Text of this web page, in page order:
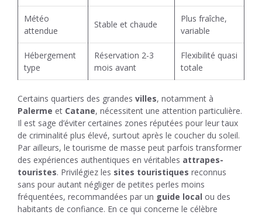
Météo
attendue
Stable et chaude
Plus fraîche,
variable
Hébergement
type
Réservation 2-3
mois avant
Flexibilité quasi
totale
Certains quartiers des grandes villes, notamment à
Palerme et Catane, nécessitent une attention particulière.
Il est sage d’éviter certaines zones réputées pour leur taux
de criminalité plus élevé, surtout après le coucher du soleil.
Par ailleurs, le tourisme de masse peut parfois transformer
des expériences authentiques en véritables attrapes-
touristes. Privilégiez les sites touristiques reconnus
sans pour autant négliger de petites perles moins
fréquentées, recommandées par un guide local ou des
habitants de confiance. En ce qui concerne le célèbre